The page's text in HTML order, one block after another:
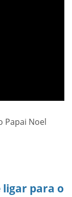
Papai Noel
ligar para o